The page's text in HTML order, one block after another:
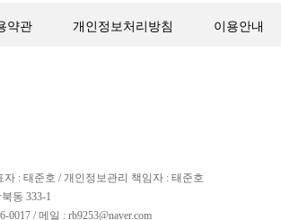
약관 개인정보처리방침 이용안내
자 : 태준호 / 개인정보관리 책임자 : 태준호
동 333-1
0017 / 메일 : rb9253@naver.com